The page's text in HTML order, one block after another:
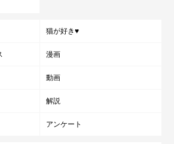
猫が好き♥
漫画
動画
解説
アンケート